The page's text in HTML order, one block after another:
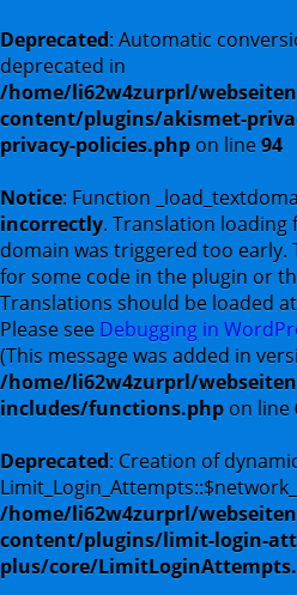
Deprecated: Automatic
deprecated in
/home/li62w4zurprl/
content/plugins/akismet-
privacy-policies.php on line94
Notice: Function
incorrectly. Translation loading
domain was triggered too early.
for some code in the plugin or
Translations should be loaded
Please see Debugging in
(This message was added in
/home/li62w4zurprl/
includes/functions.php on line
Deprecated: Creation of
/home/li62w4zurprl/
content/plugins/limit-login-
plus/core/